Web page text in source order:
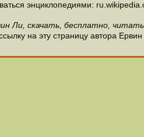
энциклопедиями:
Ли, скачать, бесплатно,
на эту страницу автора